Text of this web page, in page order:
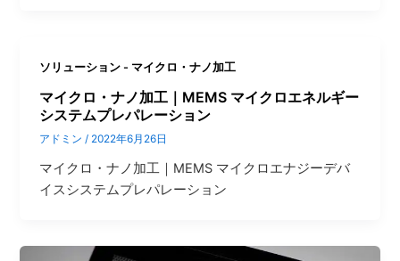
ソリューション - マイクロ・ナノ加工
マイクロ・ナノ加工｜MEMS マイクロエネルギー
システムプレパレーション
アドミン/ 2022年6月26日
マイクロ・ナノ加工｜MEMS マイクロエナジーデバ
イスシステムプレパレーション